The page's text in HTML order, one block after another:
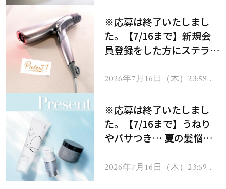
※応募は終了いたしまし
た。【7/16まで】新規会
員登録をした方にステラボ
ヘアドライヤー ジュエル
2026年7月16日（木）23:59ま
※応募は終了いたしまし
た。【7/16まで】うねり
やパサつき… 夏の髪悩み
ムを13名様にプレゼン
2026年7月16日（木）23:59ま